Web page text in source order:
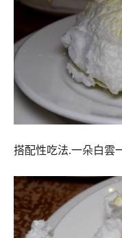
搭配性吃法.一朵白雲